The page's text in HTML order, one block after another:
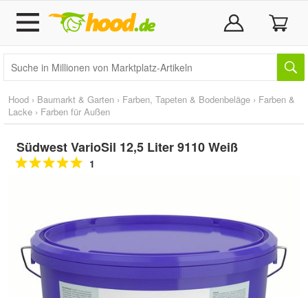
Hood › Baumarkt & Garten › Farben, Tapeten & Bodenbeläge › Farben &
Lacke › Farben für Außen
Südwest VarioSil 12,5 Liter 9110 Weiß
1